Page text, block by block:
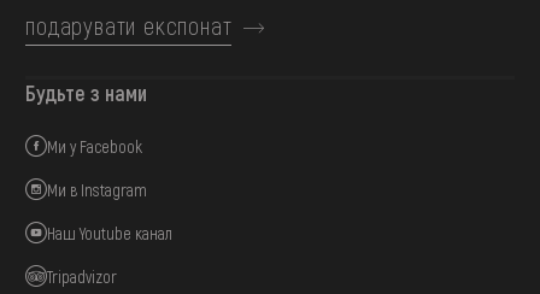
подарувати експонат
Будьте з нами
Ми у Facebook
Ми в Instagram
Наш Youtube канал
Tripadvizor